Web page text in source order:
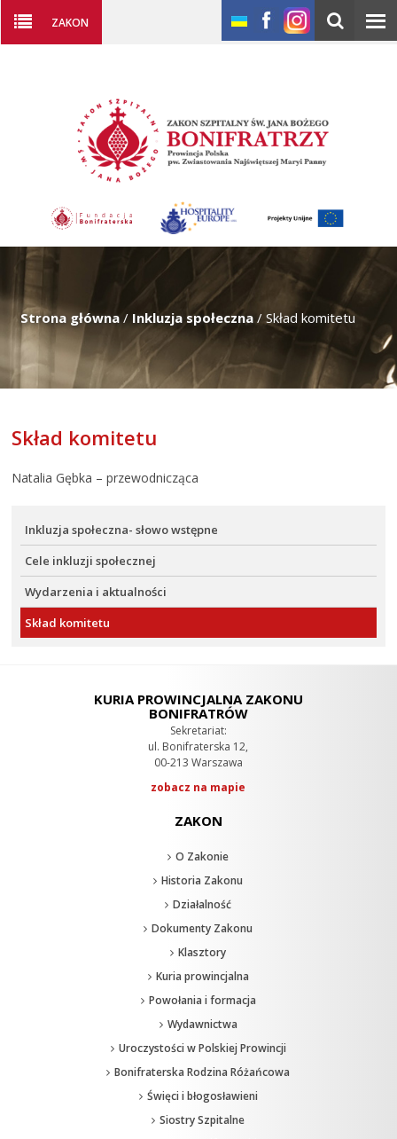
ZAKON
Strona główna / Inkluzja społeczna /Skład komitetu
Skład komitetu
Natalia Gębka – przewodnicząca
Inkluzja społeczna- słowo wstępne
Cele inkluzji społecznej
Wydarzenia i aktualności
Skład komitetu
KURIA PROWINCJALNA ZAKONU
BONIFRATRÓW
Sekretariat:
ul. Bonifraterska 12,
00-213 Warszawa
zobacz na mapie
ZAKON
O Zakonie
Historia Zakonu
Działalność
Dokumenty Zakonu
Klasztory
Kuria prowincjalna
Powołania i formacja
Wydawnictwa
Uroczystości w Polskiej Prowincji
Bonifraterska Rodzina Różańcowa
Święci i błogosławieni
Siostry Szpitalne